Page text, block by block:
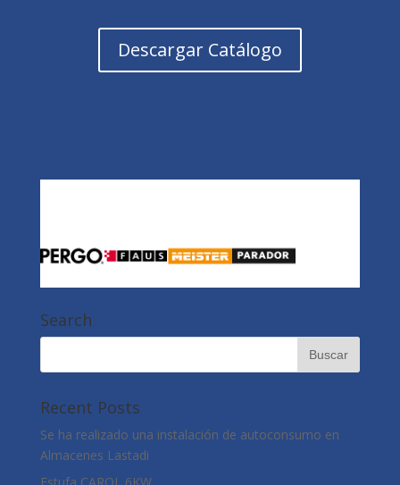
Descargar Catálogo
Search
Recent Posts
Se ha realizado una instalación de autoconsumo en
Almacenes Lastadi